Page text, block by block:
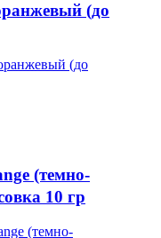
(до
(темно-
10 гр